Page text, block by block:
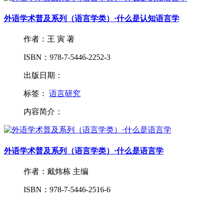
外语学术普及系列（语言学类）·什么是认知语言学
作者：王 寅 著
ISBN：978-7-5446-2252-3
出版日期：
标签： 语言研究
内容简介：
外语学术普及系列（语言学类）·什么是语言学
作者：戴炜栋 主编
ISBN：978-7-5446-2516-6